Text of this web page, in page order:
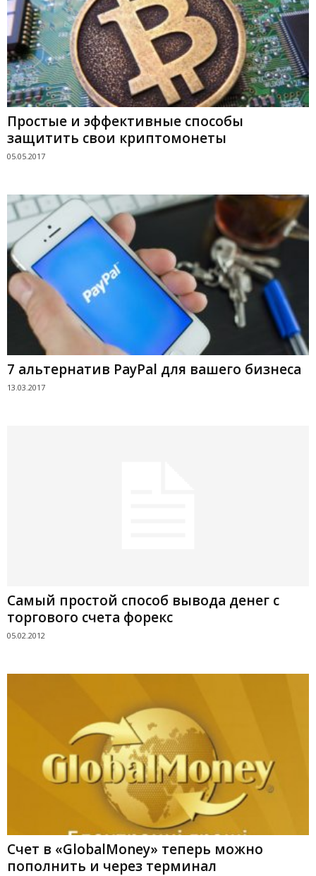
Простые и эффективные способы
защитить свои криптомонеты
05.05.2017
7 альтернатив PayPal для вашего бизнеса
13.03.2017
Самый простой способ вывода денег с
торгового счета форекс
05.02.2012
Счет в «GlobalMoney» теперь можно
пополнить и через терминал